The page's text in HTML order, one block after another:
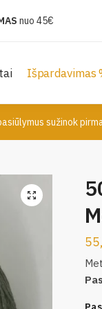
nuo 45€
Išpardavimas
sužinok